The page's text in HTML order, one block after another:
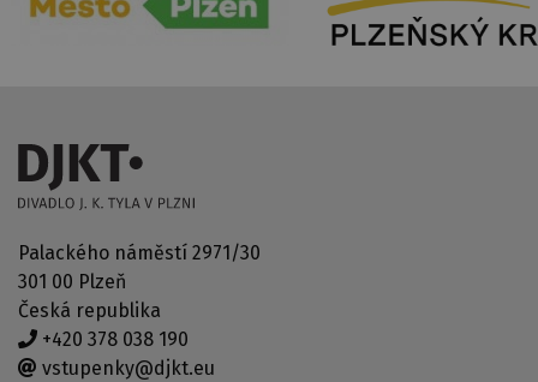
Palackého náměstí 2971/30
301 00 Plzeň
Česká republika
+420 378 038 190
vstupenky@djkt.eu